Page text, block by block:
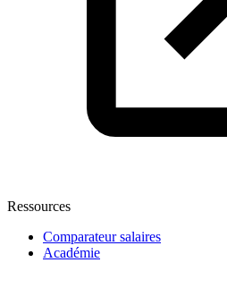
Ressources
Comparateur salaires
Académie